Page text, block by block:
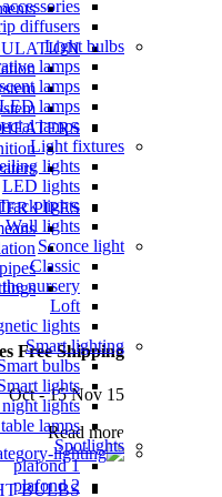
PIPES
Free Shipping
15 Oct - 15 Nov
Read more
BULBS
diffusers
Light bulbs
lamps
lamps
LED lamps
lamps
Light fixtures
lights
LED lights
lights
Wall lights
Sconce light
Classic
nursery
Loft
lights
Smart lighting
bulbs
lights
night lights
lamps
Spotlights
1 plafond
2 plafond